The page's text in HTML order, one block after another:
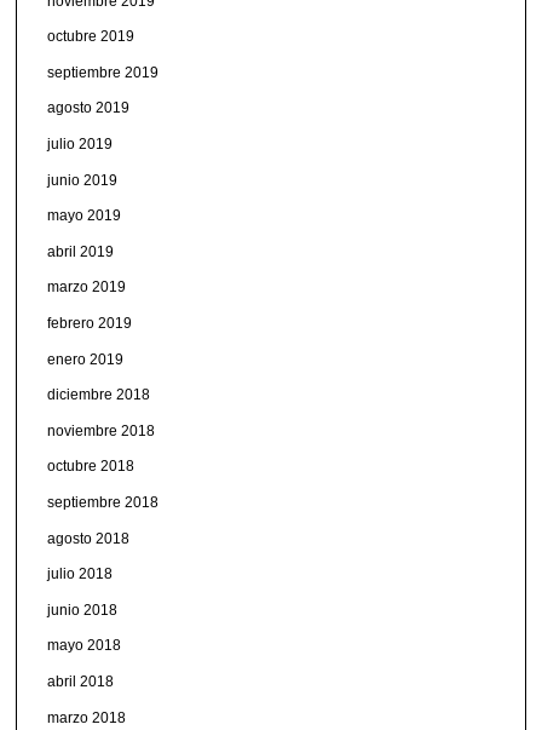
octubre 2019
septiembre 2019
agosto 2019
julio 2019
junio 2019
mayo 2019
abril 2019
marzo 2019
febrero 2019
enero 2019
diciembre 2018
noviembre 2018
octubre 2018
septiembre 2018
agosto 2018
julio 2018
junio 2018
mayo 2018
abril 2018
marzo 2018